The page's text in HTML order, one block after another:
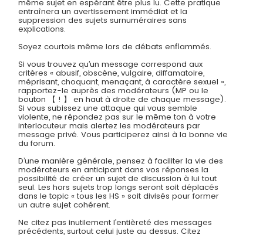
même sujet en espérant être plus lu. Cette pratique
entraînera un avertissement immédiat et la
suppression des sujets surnuméraires sans
explications.
Soyez courtois même lors de débats enflammés.
Si vous trouvez qu’un message correspond aux
critères « abusif, obscène, vulgaire, diffamatoire,
méprisant, choquant, menaçant, à caractère sexuel »,
rapportez-le auprès des modérateurs (MP ou le
bouton 【 ! 】 en haut à droite de chaque message).
Si vous subissez une attaque qui vous semble
violente, ne répondez pas sur le même ton à votre
interlocuteur mais alertez les modérateurs par
message privé. Vous participerez ainsi à la bonne vie
du forum.
D’une manière générale, pensez à faciliter la vie des
modérateurs en anticipant dans vos réponses la
possibilité de créer un sujet de discussion à lui tout
seul. Les hors sujets trop longs seront soit déplacés
dans le topic « tous les HS » soit divisés pour former
un autre sujet cohérent.
Ne citez pas inutilement l’entièreté des messages
précédents, surtout celui juste au dessus. Citez